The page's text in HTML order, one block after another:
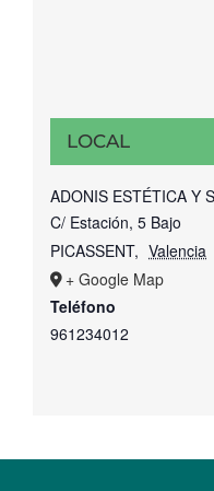
LOCAL
ADONIS ESTÉTICA Y
C/ Estación, 5 Bajo
PICASSENT, Valencia
+ Google Map
Teléfono
961234012